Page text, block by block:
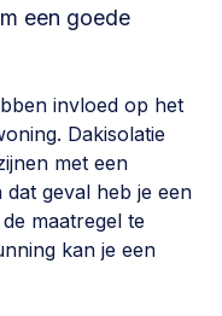
maken >
>
een goede
invloed op het
Dakisolatie
met een
geval heb je een
maatregel te
kan je een